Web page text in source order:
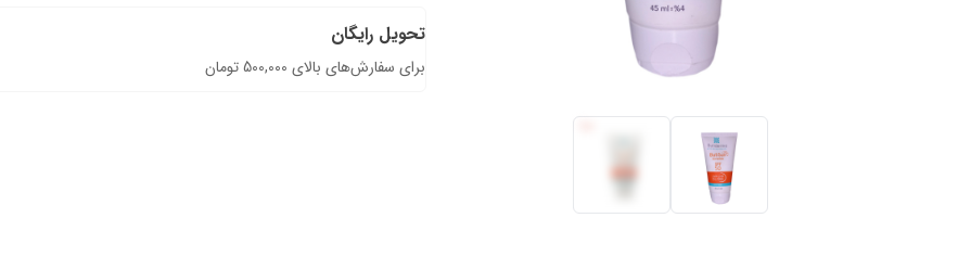
تحویل رایگان
برای سفارش‌های بالای 500,000 تومان